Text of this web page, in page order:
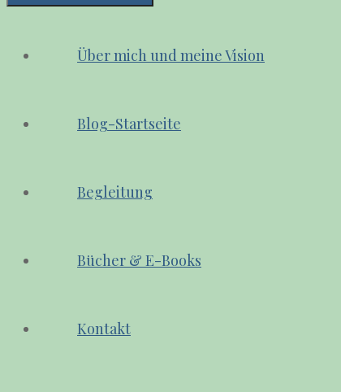
Über mich und meine Vision
Blog-Startseite
Begleitung
Bücher & E-Books
Kontakt